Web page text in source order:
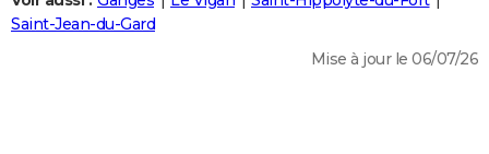
Destinations
City break
Voyage nature
Voyage de noces
Forum
Climat
+
PHOTO
Saint-Jean-du-Gard
Mise à jour le 06/07/26